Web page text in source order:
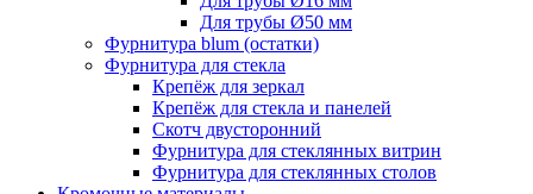
Для трубы Ø50 мм
Фурнитура blum (остатки)
Фурнитура для стекла
Крепёж для зеркал
Крепёж для стекла и панелей
Скотч двусторонний
Фурнитура для стеклянных витрин
Фурнитура для стеклянных столов